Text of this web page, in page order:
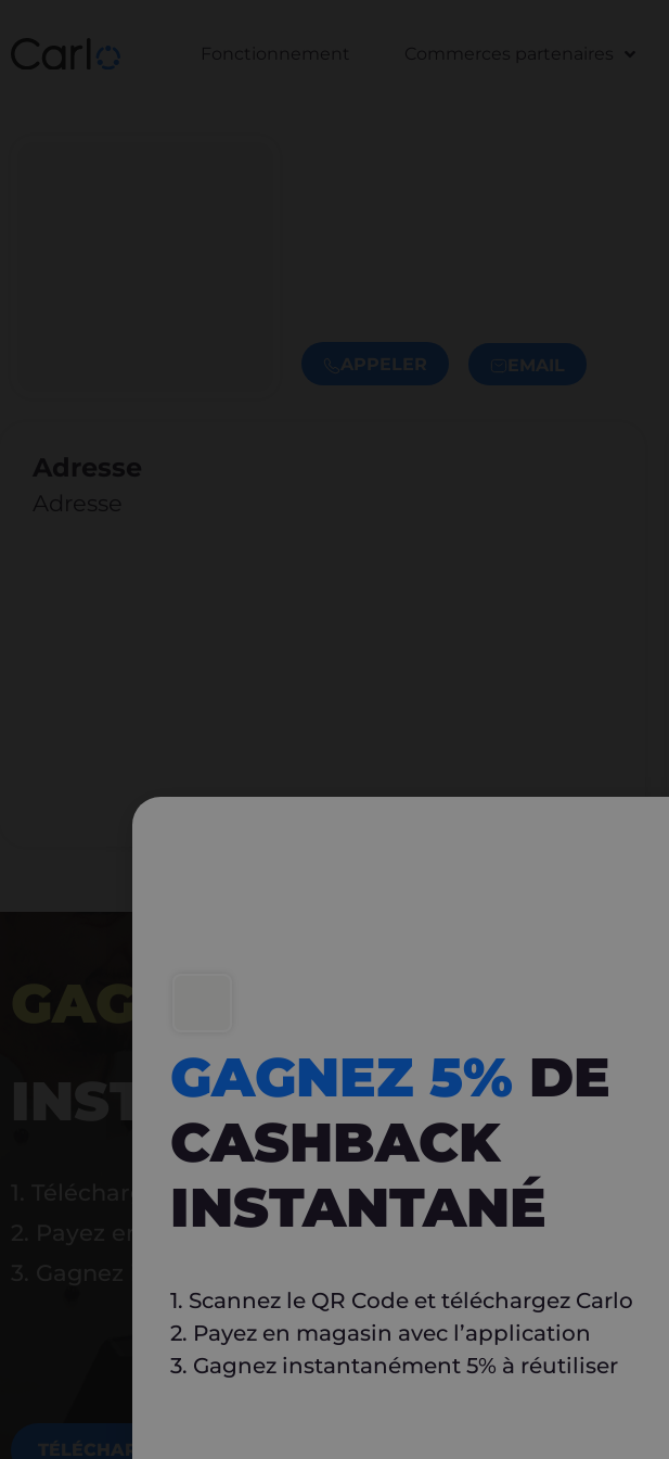
Fonctionnement Commerces partenaires
APPELER EMAIL
Adresse
Adresse
GAGNEZ 5%
INSTANTANÉ
1. Téléchargez Carlo
2. Payez en magasin avec l’application
TÉLÉCHARGEZ MAINTENANT
GAGNEZ 5% DE
CASHBACK
INSTANTANÉ
1. Scannez le QR Code et téléchargez Carlo
2. Payez en magasin avec l’application
3. Gagnez instantanément 5% à réutiliser